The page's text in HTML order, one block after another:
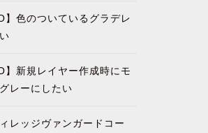
】色のついているグラデレ
】新規レイヤー作成時にモ
レーにしたい
レッジヴァンガードコー